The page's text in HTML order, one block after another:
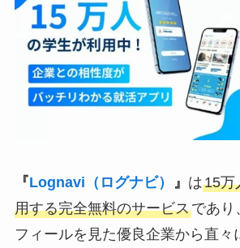
『Lognavi（ログナビ） 』 は15万
用する完全無料のサービスであり
フィールを見た優良企業から直々